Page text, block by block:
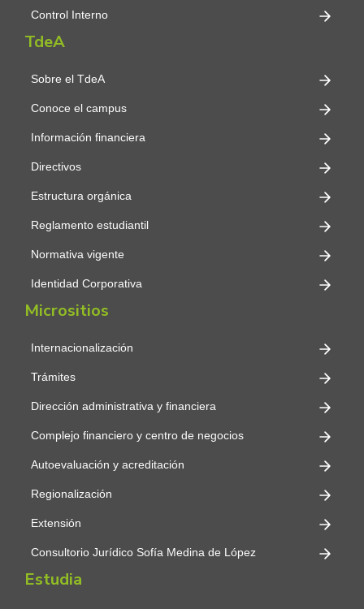
Control Interno
TdeA
Sobre el TdeA
Conoce el campus
Información financiera
Directivos
Estructura orgánica
Reglamento estudiantil
Normativa vigente
Identidad Corporativa
Micrositios
Internacionalización
Trámites
Dirección administrativa y financiera
Complejo financiero y centro de negocios
Autoevaluación y acreditación
Regionalización
Extensión
Consultorio Jurídico Sofía Medina de López
Estudia